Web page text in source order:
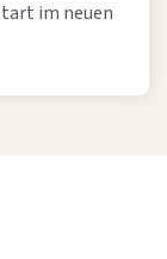
im neuen